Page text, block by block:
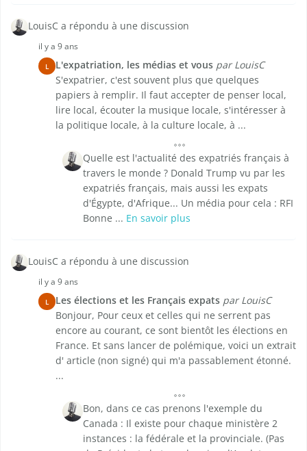
LouisC a répondu à une discussion
il y a 9 ans
L L'expatriation, les médias et vous par LouisC
S'expatrier, c'est souvent plus que quelques
papiers à remplir. Il faut accepter de penser local,
lire local, écouter la musique locale, s'intéresser à
la politique locale, à la culture locale, à ...
Quelle est l'actualité des expatriés français à
travers le monde ? Donald Trump vu par les
expatriés français, mais aussi les expats
d'Égypte, d'Afrique... Un média pour cela : RFI
Bonne ... En savoir plus
LouisC a répondu à une discussion
il y a 9 ans
L Les élections et les Français expats par LouisC
Bonjour, Pour ceux et celles qui ne serrent pas
encore au courant, ce sont bientôt les élections en
France. Et sans lancer de polémique, voici un extrait
d' article (non signé) qui m'a passablement étonné.
...
Bon, dans ce cas prenons l'exemple du
Canada : Il existe pour chaque ministère 2
instances : la fédérale et la provinciale. (Pas